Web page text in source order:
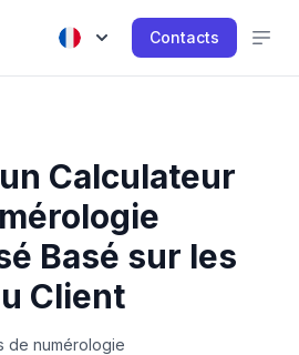
Contacts
Calculateur
Basé sur les
Client
de numérologie